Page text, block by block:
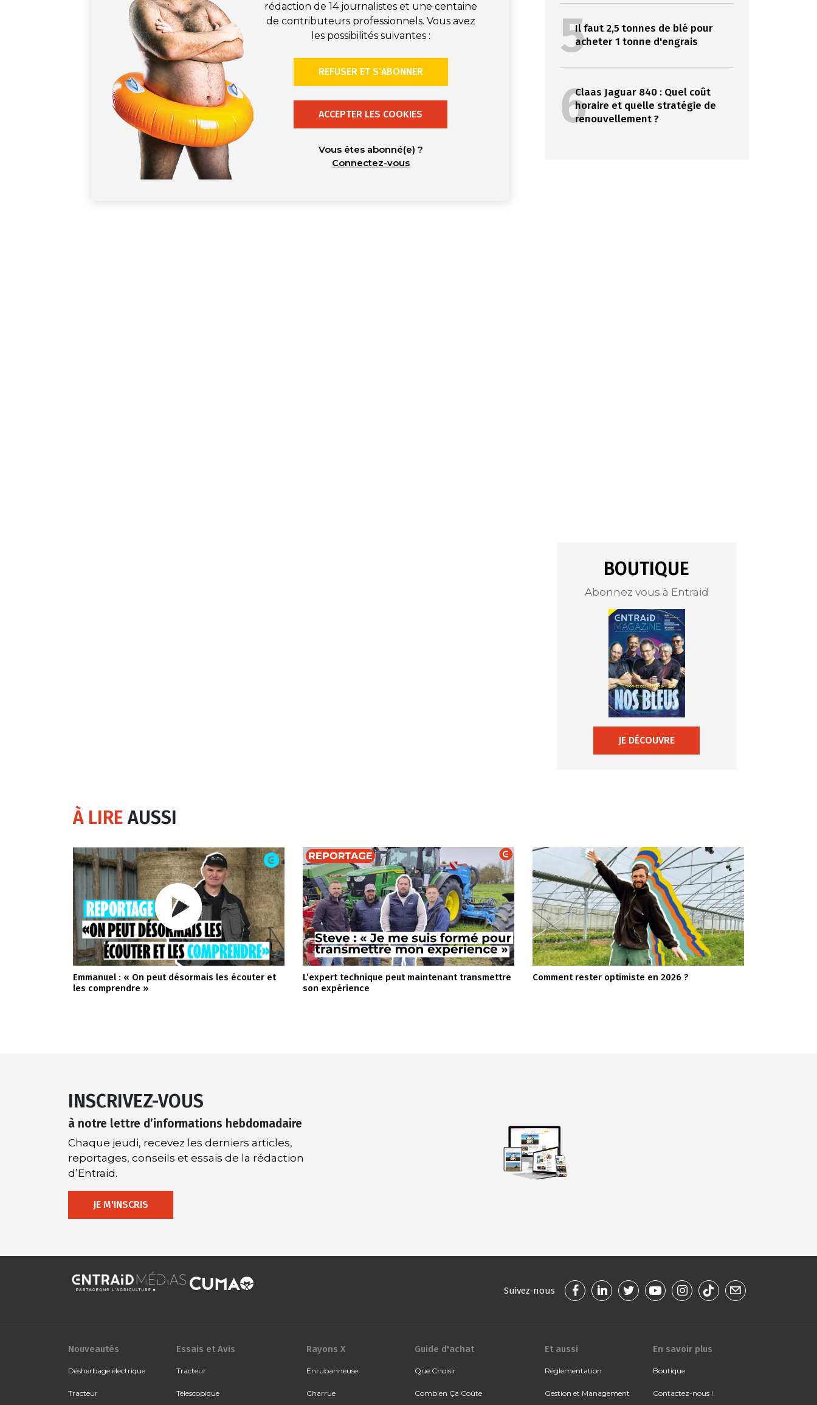
rédaction de 14 journalistes et une centaine
de contributeurs professionnels. Vous avez
les possibilités suivantes :
REFUSER ET S’ABONNER
ACCEPTER LES COOKIES
Vous êtes abonné(e) ?
Connectez-vous
5Il faut 2,5 tonnes de blé pour
acheter 1 tonne d'engrais
6Claas Jaguar 840 : Quel coût
horaire et quelle stratégie de
renouvellement ?
BOUTIQUE
Abonnez vous à Entraid
JE DÉCOUVRE
À LIREAUSSI
Emmanuel : « On peut désormais les écouter et
les comprendre »
L’expert technique peut maintenant transmettre
son expérience
Comment rester optimiste en 2026 ?
INSCRIVEZ-VOUS
à notre lettre d’informations hebdomadaire
Chaque jeudi, recevez les derniers articles,
reportages, conseils et essais de la rédaction
d’Entraid.
JE M'INSCRIS
Suivez-nous
Nouveautés
Désherbage électrique
Tracteur
Essais et Avis
Tracteur
Télescopique
Rayons X
Enrubanneuse
Charrue
Guide d'achat
Que Choisir
Combien Ça Coûte
Et aussi
Réglementation
Gestion et Management
En savoir plus
Boutique
Contactez-nous !